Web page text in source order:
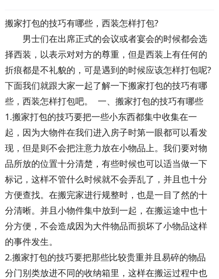
搬家打包的技巧有哪些，西装怎样打包?
男士们在出席正式的会议或者宴会的时候都会选
择西装，以表示对对方的尊重，但是西装上有任何的
折痕都是不礼貌的，可是遇到的时候应该怎样打包呢?
下面我们就跟大家一起了解一下搬家打包的技巧有哪
些，西装怎样打包吧。 一、搬家打包的技巧有哪些
1.搬家打包的技巧要把一些小东西都集中收集在一
起，因为大物件在我们进入房子时第一眼都可以看发
现，但是则不会把注意力放在小物品上。我们要对物
品所放的位置十分清楚，有些时候也可以适当做一下
标记，这样不管什么时候就不会弄乱了，并且也十分
方便查找。在搬完家进行规整时，也是一目了然的十
分清晰。并且小物件集中放到一起，在搬运途中也十
分方便，不会造成因为大件物品而损坏了小物品这样
的事件发生。
2.搬家打包的技巧要把那些比较贵重并且易碎的物品
分门别类放进不同的收纳箱里，这样在搬运过程中也